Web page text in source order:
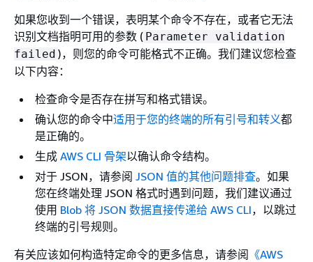
如果您收到一个错误，表明某个命令不存在，或者它无法
识别文档指明可用的参数 ( Parameter validation
failed )，则您的命令可能格式不正确。我们建议您检查
以下内容：
检查命令是否存在拼写和格式错误。
确认您的命令中适用于您的终端的所有引号和转义都
是正确的。
生成 AWS CLI 骨架以确认命令结构。
对于 JSON，请参阅 JSON 值的其他问题排查。如果
您在终端处理 JSON 格式时遇到问题，我们建议通过
使用 Blob 将 JSON 数据直接传递给 AWS CLI，以跳过
终端的引号规则。
有关应该如何构造特定命令的更多信息，请参阅 《AWS